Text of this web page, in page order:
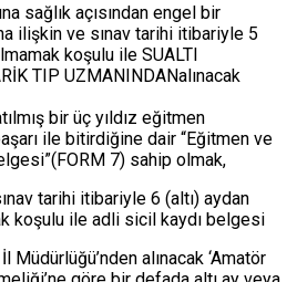
sağlık açısından engel bir
ilişkin ve sınav tarihi itibariyle 5
koşulu ile SUALTI
TIP UZMANINDANalınacak
bir üç yıldız eğitmen
ile bitirdiğine dair “Eğitmen ve
7) sahip olmak,
tarihi itibariyle 6 (altı) aydan
koşulu ile adli sicil kaydı belgesi
alınacak ‘Amatör